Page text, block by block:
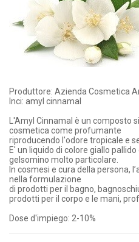
Produttore: Azienda Cosmetica
Inci: amyl cinnamal
L'Amyl Cinnamal è un
cosmetica come profumante
riproducendo l'odore tropicale e
E' un liquido di colore giallo
gelsomino molto particolare.
In cosmesi e cura della persona,
nella formulazione
di prodotti per il bagno,
prodotti per il corpo e le mani,
Dose d'impiego: 2-10%